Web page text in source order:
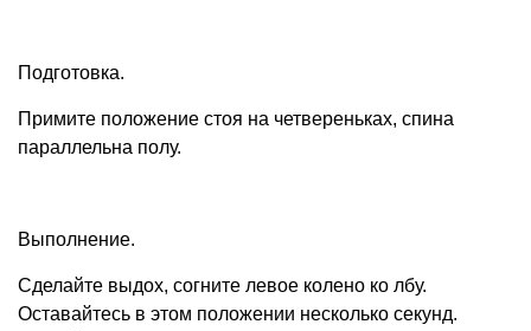
Подготовка.
Примите положение стоя на четвереньках, спина
параллельна полу.
Выполнение.
Сделайте выдох, согните левое колено ко лбу.
Оставайтесь в этом положении несколько секунд.